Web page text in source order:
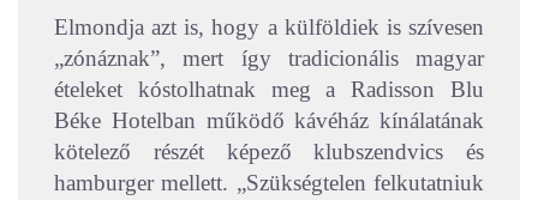
Elmondja azt is, hogy a külföldiek is szívesen
„zónáznak”, mert így tradicionális magyar
ételeket kóstolhatnak meg a Radisson Blu
Béke Hotelban működő kávéház kínálatának
kötelező részét képező klubszendvics és
hamburger mellett. „Szükségtelen felkutatniuk